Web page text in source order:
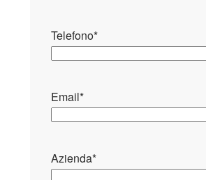
Telefono*
Email*
Azienda*